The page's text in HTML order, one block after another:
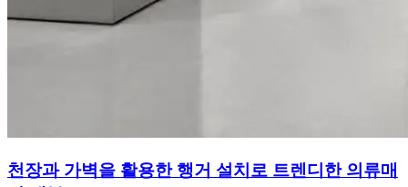
천장과 가벽을 활용한 행거 설치로 트렌디한 의류매